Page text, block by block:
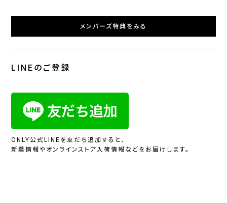
メンバーズ特典をみる
LINEのご登録
ONLY公式LINEを友だち追加すると、
新着情報やオンラインストア入荷情報などをお届けします。